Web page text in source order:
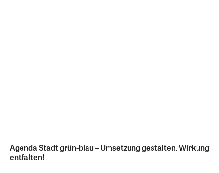
Agenda Stadt grün-blau – Umsetzung gestalten, Wirkung
entfalten!